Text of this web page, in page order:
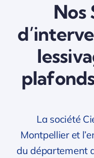
Nos
La société
Montpellier et
du département